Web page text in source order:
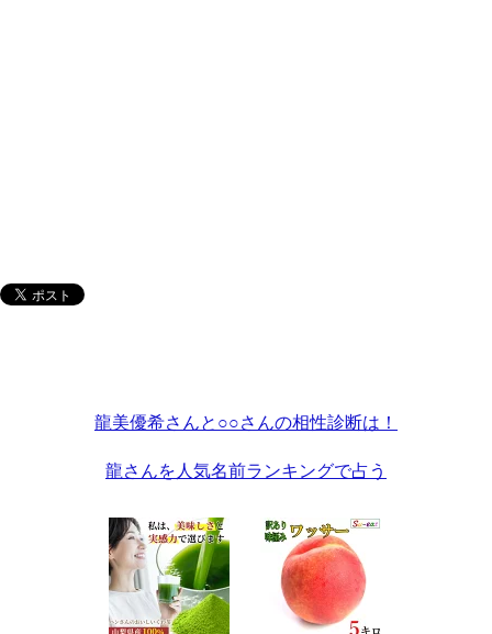
龍美優希さんと○○さんの相性診断は！
龍さんを人気名前ランキングで占う